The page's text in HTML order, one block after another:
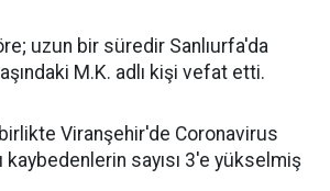
uzun bir süredir Sanlıurfa'da
M.K. adlı kişi vefat etti.
Viranşehir'de Coronavirus
kaybedenlerin sayısı 3'e yükselmiş